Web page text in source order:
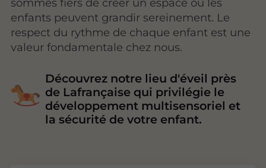
enfants peuvent grandir sereinement. Le
respect du rythme de chaque enfant est une
valeur fondamentale chez nous.
Découvrez notre lieu d'éveil près
de Lafrançaise qui privilégie le
développement multisensoriel et
la sécurité de votre enfant.